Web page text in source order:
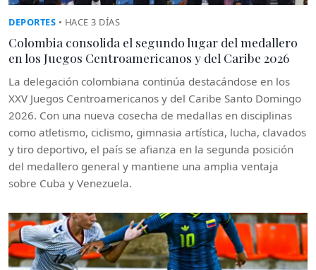
DEPORTES • HACE 3 DÍAS
Colombia consolida el segundo lugar del medallero
en los Juegos Centroamericanos y del Caribe 2026
La delegación colombiana continúa destacándose en los
XXV Juegos Centroamericanos y del Caribe Santo Domingo
2026. Con una nueva cosecha de medallas en disciplinas
como atletismo, ciclismo, gimnasia artística, lucha, clavados
y tiro deportivo, el país se afianza en la segunda posición
del medallero general y mantiene una amplia ventaja
sobre Cuba y Venezuela.